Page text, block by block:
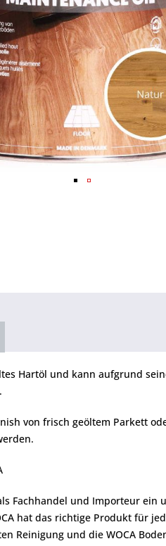
Hartöl und kann aufgrund
von frisch geöltem Parkett
Fachhandel und Importeur
hat das richtige Produkt für
Reinigung und die WOCA